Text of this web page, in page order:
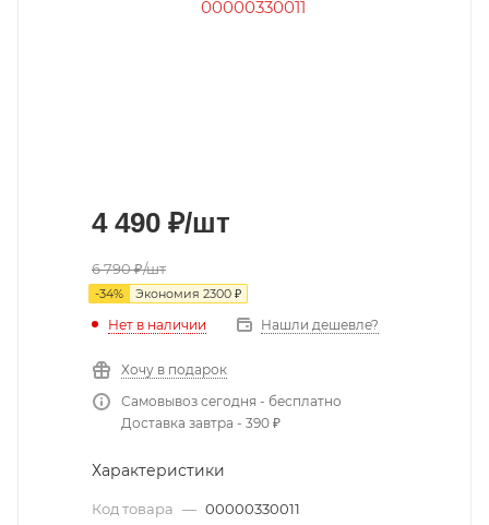
4 490 ₽/шт
6 790₽/шт
-34% Экономия 2300 ₽
Нет в наличии Нашли дешевле?
Хочу в подарок
Самовывоз сегодня - бесплатно
Доставка завтра - 390 ₽
Характеристики
Код товара — 00000330011